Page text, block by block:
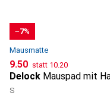
−7%
Mausmatte
CHF
9.50 statt CHF
10.20
Delock Mauspad mit
S